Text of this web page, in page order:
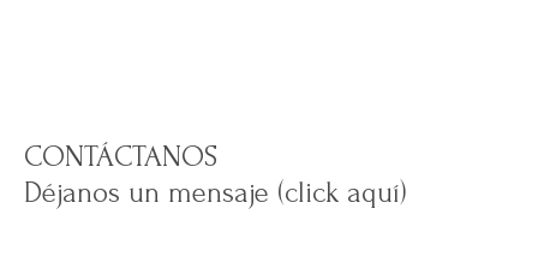
CONTÁCTANOS
Déjanos un mensaje (click aquí)